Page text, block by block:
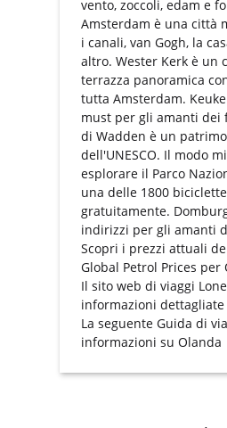
vento, zoccoli, edam e
Amsterdam è una città
i canali, van Gogh, la
altro. Wester Kerk è un
terrazza panoramica
tutta Amsterdam.
must per gli amanti
di Wadden è un
dell'UNESCO. Il modo
esplorare il Parco
una delle 1800
gratuitamente.
indirizzi per gli amanti
Scopri i prezzi attuali
Global Petrol Prices per
Il sito web di viaggi
informazioni dettagliate
La seguenteGuida di
informazioni su Olanda